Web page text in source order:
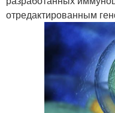
отредактированным